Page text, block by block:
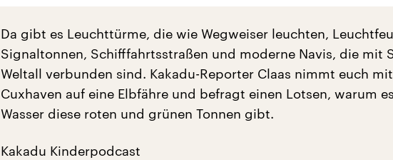
Da gibt es Leuchttürme, die wie Wegweiser leuchten,
Signaltonnen, Schifffahrtsstraßen und moderne Navis, die mit
Weltall verbunden sind. Kakadu-Reporter Claas nimmt euch
Cuxhaven auf eine Elbfähre und befragt einen Lotsen, warum
Wasser diese roten und grünen Tonnen gibt.
Kakadu Kinderpodcast